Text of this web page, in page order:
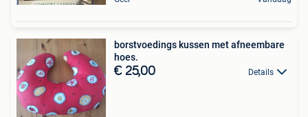
borstvoedings kussen met afneembare
hoes.
€ 25,00 Details